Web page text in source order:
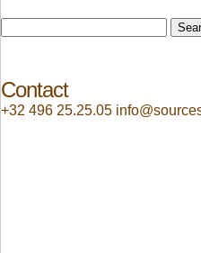
for:
Contact
+32 496 25.25.05